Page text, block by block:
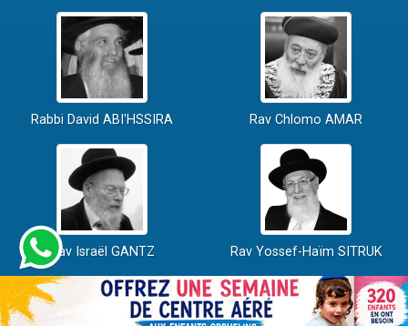
Rabbi David ABI'HSSIRA Rav Chlomo AMAR
Rav Israël GANTZ Rav Yossef-Haïm SITRUK